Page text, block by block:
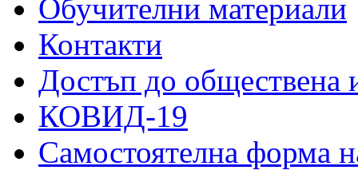
Обучителни материали
Контакти
Достъп до обществена
КОВИД-19
Самостоятелна форма